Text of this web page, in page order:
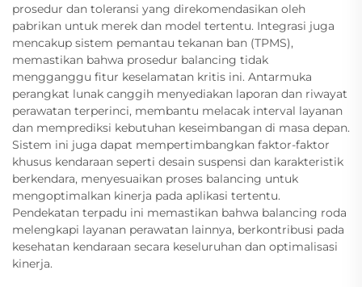
prosedur dan toleransi yang direkomendasikan oleh
pabrikan untuk merek dan model tertentu. Integrasi juga
mencakup sistem pemantau tekanan ban (TPMS),
memastikan bahwa prosedur balancing tidak
mengganggu fitur keselamatan kritis ini. Antarmuka
perangkat lunak canggih menyediakan laporan dan riwayat
perawatan terperinci, membantu melacak interval layanan
dan memprediksi kebutuhan keseimbangan di masa depan.
Sistem ini juga dapat mempertimbangkan faktor-faktor
khusus kendaraan seperti desain suspensi dan karakteristik
berkendara, menyesuaikan proses balancing untuk
mengoptimalkan kinerja pada aplikasi tertentu.
Pendekatan terpadu ini memastikan bahwa balancing roda
melengkapi layanan perawatan lainnya, berkontribusi pada
kesehatan kendaraan secara keseluruhan dan optimalisasi
kinerja.